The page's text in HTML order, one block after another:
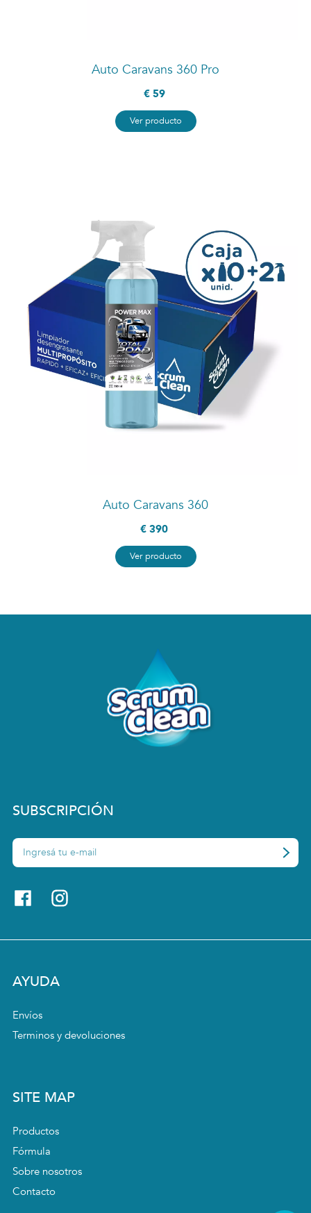
Auto Caravans 360 Pro
€ 59
Ver producto
Auto Caravans 360
€ 390
Ver producto
SITE MAP
Productos
Fórmula
Sobre nosotros
Contacto
AYUDA
Envíos
Terminos y devoluciones
SUBSCRIPCIÓN